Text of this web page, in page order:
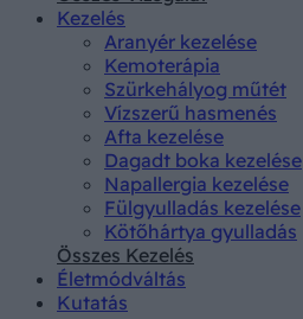
Kezelés
Aranyér kezelése
Kemoterápia
Szürkehályog műtét
Vízszerű hasmenés
Afta kezelése
Dagadt boka kezelése
Napallergia kezelése
Fülgyulladás kezelése
Kötőhártya gyulladás
Összes Kezelés
Életmódváltás
Kutatás